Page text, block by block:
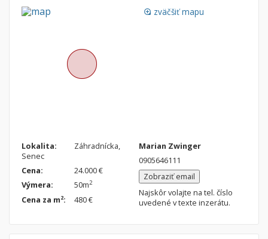
Bratislavský (kraj)
Garsónky
3-izbové
Pozemok
loupe zväčšiť mapu
Lokalita:
Záhradnícka,
Senec
Cena:
24.000 €
Výmera:
50m2
Cena za m2: 480 €
Marian Zwinger
0905646111
Zobraziť email
Najskôr volajte na tel. číslo
uvedené v texte inzerátu.